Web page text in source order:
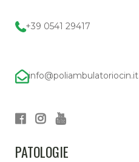
+39 0541 29417
info@poliambulatoriocin.it
PATOLOGIE